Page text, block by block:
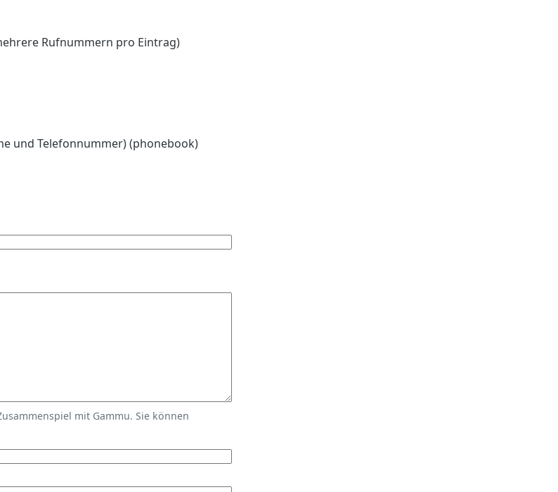
Rufnummern pro Eintrag)
und Telefonnummer) (phonebook)
mit Gammu. Sie können